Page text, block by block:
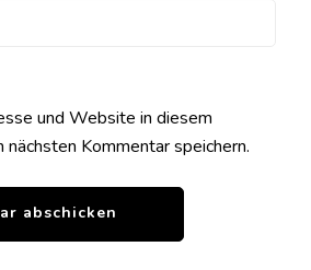
und Website in diesem
Kommentar speichern.